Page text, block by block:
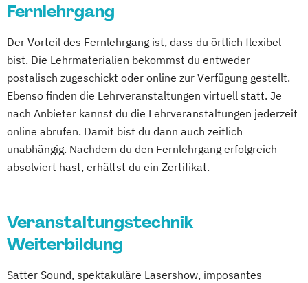
Fernlehrgang
Der Vorteil des Fernlehrgang ist, dass du örtlich flexibel
bist. Die Lehrmaterialien bekommst du entweder
postalisch zugeschickt oder online zur Verfügung gestellt.
Ebenso finden die Lehrveranstaltungen virtuell statt. Je
nach Anbieter kannst du die Lehrveranstaltungen jederzeit
online abrufen. Damit bist du dann auch zeitlich
unabhängig. Nachdem du den Fernlehrgang erfolgreich
absolviert hast, erhältst du ein Zertifikat.
Veranstaltungstechnik
Weiterbildung
Satter Sound, spektakuläre Lasershow, imposantes